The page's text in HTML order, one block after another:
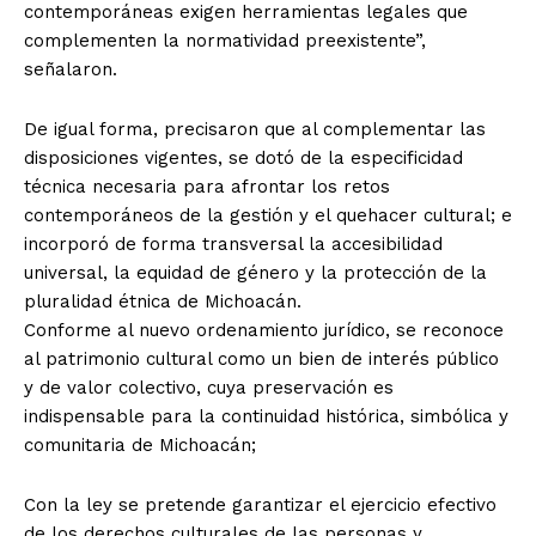
contemporáneas exigen herramientas legales que
complementen la normatividad preexistente”,
señalaron.
De igual forma, precisaron que al complementar las
disposiciones vigentes, se dotó de la especificidad
técnica necesaria para afrontar los retos
contemporáneos de la gestión y el quehacer cultural; e
incorporó de forma transversal la accesibilidad
universal, la equidad de género y la protección de la
pluralidad étnica de Michoacán.
Conforme al nuevo ordenamiento jurídico, se reconoce
al patrimonio cultural como un bien de interés público
y de valor colectivo, cuya preservación es
indispensable para la continuidad histórica, simbólica y
comunitaria de Michoacán;
Con la ley se pretende garantizar el ejercicio efectivo